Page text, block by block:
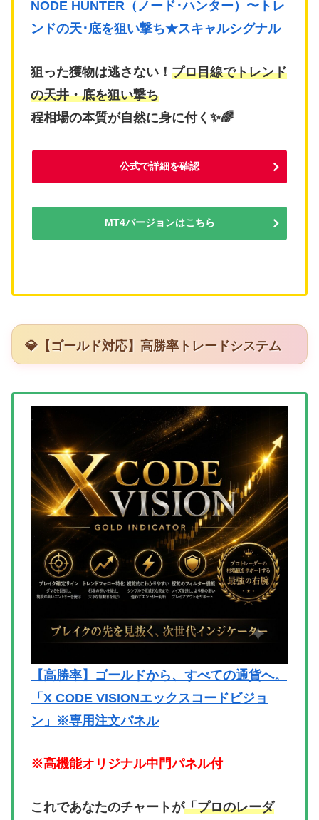
NODE HUNTER（ノード･ハンター）〜トレ
ンドの天･底を狙い撃ち★スキャルシグナル
狙った獲物は逃さない！ プロ目線でトレンド
の天井・底を狙い撃ち
程相場の本質が自然に身に付く✨🌈
公式で詳細を確認
MT4バージョンはこちら
💎【ゴールド対応】高勝率トレードシステム
【高勝率】ゴールドから、すべての通貨へ。
「X CODE VISIONエックスコードビジョ
ン」※専用注文パネル
※高機能オリジナル中門パネル付
これであなたのチャートが「プロのレーダ